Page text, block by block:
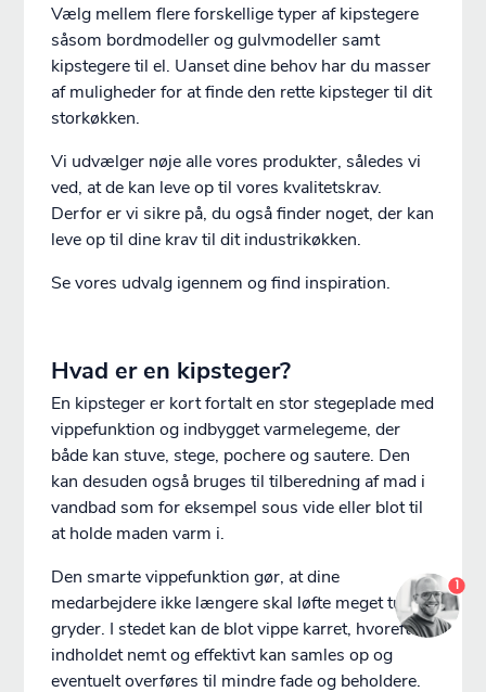
Du er nu logget ind som {customerName}
Vælg mellem flere forskellige typer af kipstegere
såsom bordmodeller og gulvmodeller samt
kipstegere til el. Uanset dine behov har du masser
af muligheder for at finde den rette kipsteger til dit
storkøkken.
Vi udvælger nøje alle vores produkter, således vi
ved, at de kan leve op til vores kvalitetskrav.
Derfor er vi sikre på, du også finder noget, der kan
leve op til dine krav til dit industrikøkken.
Se vores udvalg igennem og find inspiration.
Hvad er en kipsteger?
En kipsteger er kort fortalt en stor stegeplade med
vippefunktion og indbygget varmelegeme, der
både kan stuve, stege, pochere og sautere. Den
kan desuden også bruges til tilberedning af mad i
vandbad som for eksempel sous vide eller blot til
at holde maden varm i.
Den smarte vippefunktion gør, at dine
medarbejdere ikke længere skal løfte meget tunge
gryder. I stedet kan de blot vippe karret, hvorefter
indholdet nemt og effektivt kan samles op og
eventuelt overføres til mindre fade og beholdere.
1